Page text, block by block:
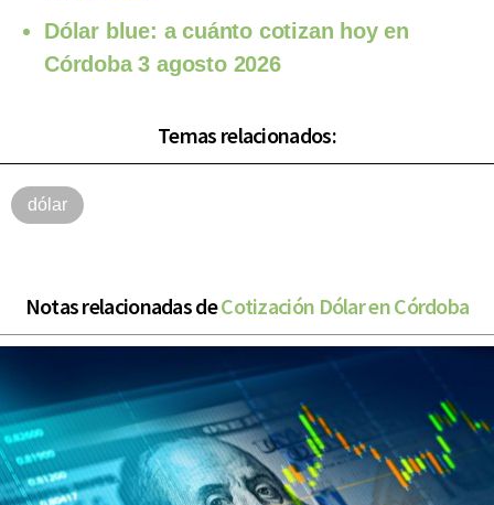
Dólar blue: a cuánto cotizan hoy en
Córdoba 3 agosto 2026
Temas relacionados:
dólar
Notas relacionadas deCotización Dólar en Córdoba